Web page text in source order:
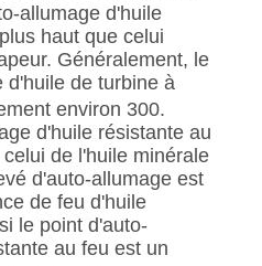
allumage d'huile
haut que celui
Généralement, le
d'huile de turbine à
environ 300.
d'huile résistante au
de l'huile minérale
d'auto-allumage est
de feu d'huile
le point d'auto-
au feu est un